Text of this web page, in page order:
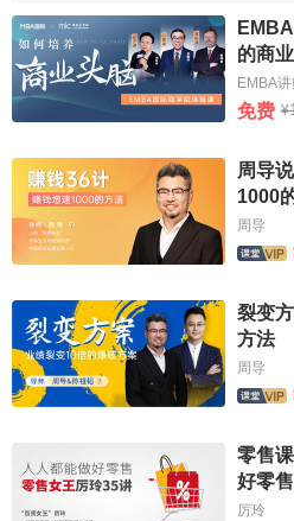
形象价值是指企业及其产品在
象所产生的价值。包括企业的产
作场所等所构成的有形形象所产
职业道德行为、经营行为、
服务
生的价值等。形象价值与产品价
切相关，在很大程度上是上述三
和结果。形象对企业来说是宝贵的
对企业的产品产生巨大的支持作
客购买的总价值。因此，企业应
企业进而为顾客带来更大的价值。
的商
EMBA讲
免费 ¥
周导
1000
周导
裂变
方法
周导
零售
好零售
厉玲